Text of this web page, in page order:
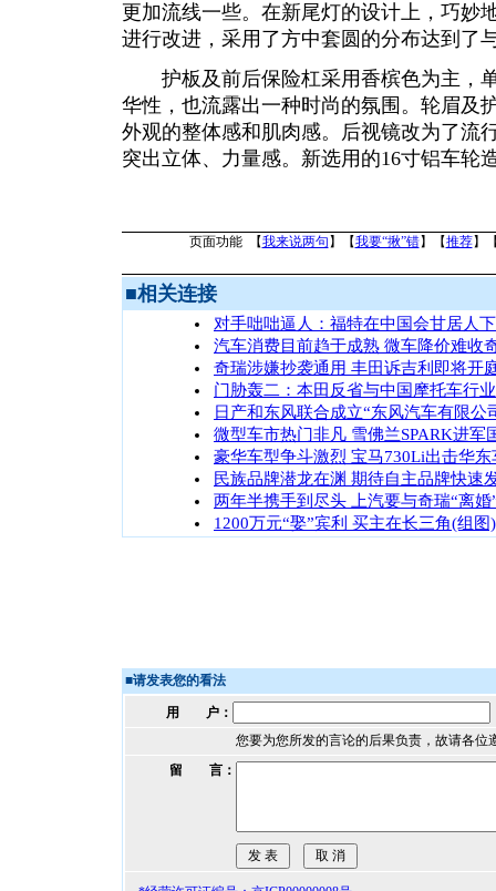
更加流线一些。在新尾灯的设计上，巧妙
进行改进，采用了方中套圆的分布达到了
护板及前后保险杠采用香槟色为主，
华性，也流露出一种时尚的氛围。轮眉及
外观的整体感和肌肉感。后视镜改为了流
突出立体、力量感。新选用的16寸铝车轮
页面功能 【我来说两句 】【我要“揪”错】【推荐】
■相关连接
对手咄咄逼人：福特在中国会甘居人
汽车消费目前趋于成熟 微车降价难收
奇瑞涉嫌抄袭通用 丰田诉吉利即将开
门胁轰二：本田反省与中国摩托车行
日产和东风联合成立“东风汽车有限公
微型车市热门非凡 雪佛兰SPARK进军
豪华车型争斗激烈 宝马730Li出击华东
民族品牌潜龙在渊 期待自主品牌快速
两年半携手到尽头 上汽要与奇瑞“离婚
1200万元“娶”宾利 买主在长三角(组图)
■请发表您的看法
用 户：
您要为您所发的言论的后果负责，故请各位
留 言：